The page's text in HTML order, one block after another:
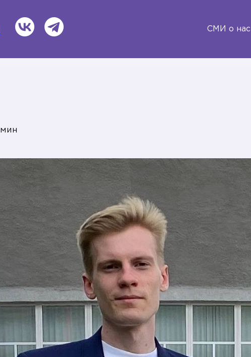
ВКонтактеTelegram
СМИ о нас
мин